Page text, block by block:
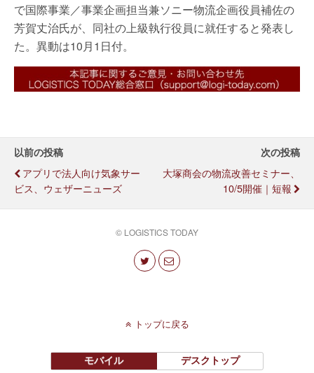
で国際事業／事業企画担当兼ソニー物流企画役員補佐の
芳賀丈治氏が、同社の上級執行役員に就任すると発表し
た。異動は10月1日付。
以前の投稿
アプリで法人向け気象サー
ビス、ウェザーニューズ
次の投稿
大塚商会の物流改善セミナー、
10/5開催｜短報
© LOGISTICS TODAY
トップに戻る
モバイル デスクトップ